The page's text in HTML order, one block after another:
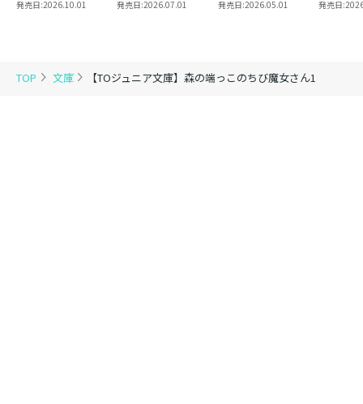
TOP 文庫 【TOジュニア文庫】森の端っこのちび魔女さん1
発売日:2026.10.01 発売日:2026.07.01 発売日:2026.05.01 発売日: